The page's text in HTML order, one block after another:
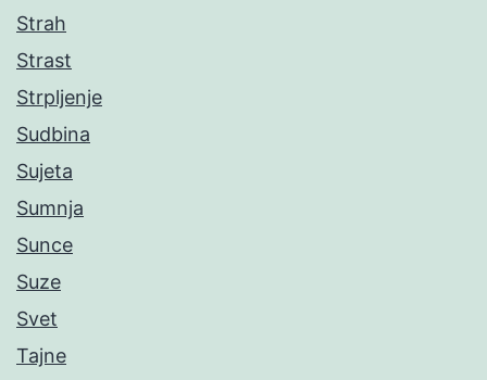
Strah
Strast
Strpljenje
Sudbina
Sujeta
Sumnja
Sunce
Suze
Svet
Tajne